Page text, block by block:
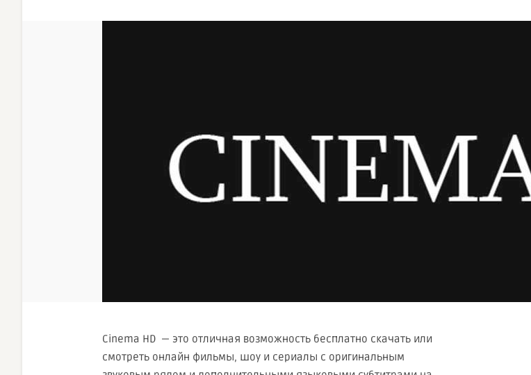
Cinema HD — это отличная возможность бесплатно скачать или
смотреть онлайн фильмы, шоу и сериалы с оригинальным